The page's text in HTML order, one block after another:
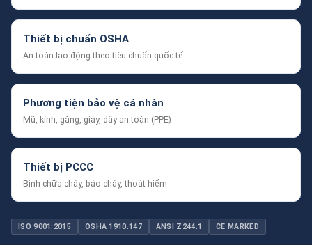
Thiết bị chuẩn OSHA
An toàn lao động theo tiêu chuẩn quốc tế
Phương tiện bảo vệ cá nhân
Mũ, kính, găng, giày, dây an toàn (PPE)
Thiết bị PCCC
Bình chữa cháy, báo cháy, thoát hiểm
ISO 9001:2015 OSHA 1910.147 ANSI Z244.1 CE MARKED